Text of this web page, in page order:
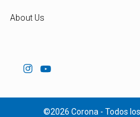
About Us
©2026 Corona - Todos